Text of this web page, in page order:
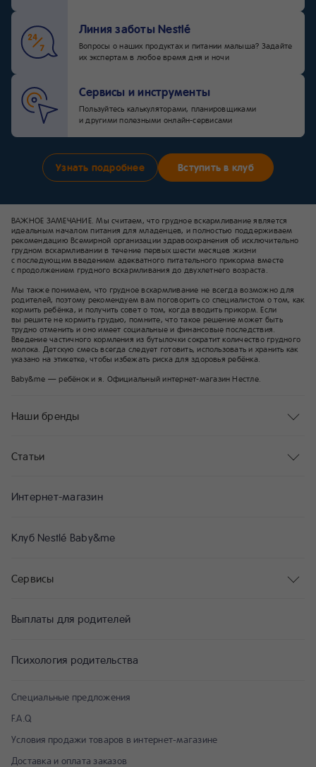
Линия заботы Nestlé
Вопросы о наших продуктах и питании малыша? Задайте
их экспертам в любое время дня и ночи
Сервисы и инструменты
Пользуйтесь калькуляторами, планировщиками
и другими полезными онлайн-сервисами
Узнать подробнее Вступить в клуб
ВАЖНОЕ ЗАМЕЧАНИЕ. Мы считаем, что грудное вскармливание является
идеальным началом питания для младенцев, и полностью поддерживаем
рекомендацию Всемирной организации здравоохранения об исключительно
грудном вскармливании в течение первых шести месяцев жизни
с последующим введением адекватного питательного прикорма вместе
с продолжением грудного вскармливания до двухлетнего возраста.
Мы также понимаем, что грудное вскармливание не всегда возможно для
родителей, поэтому рекомендуем вам поговорить со специалистом о том, как
кормить ребёнка, и получить совет о том, когда вводить прикорм. Если
вы решите не кормить грудью, помните, что такое решение может быть
трудно отменить и оно имеет социальные и финансовые последствия.
Введение частичного кормления из бутылочки сократит количество грудного
молока. Детскую смесь всегда следует готовить, использовать и хранить как
указано на этикетке, чтобы избежать риска для здоровья ребёнка.
Baby&me — ребёнок и я. Официальный интернет-магазин Нестле.
Наши бренды
Статьи
Специальные предложения
F.A.Q
Условия продажи товаров в интернет-магазине
Доставка и оплата заказов
Интернет-магазин
Клуб Nestlé Baby&me
Сервисы
Выплаты для родителей
Психология родительства